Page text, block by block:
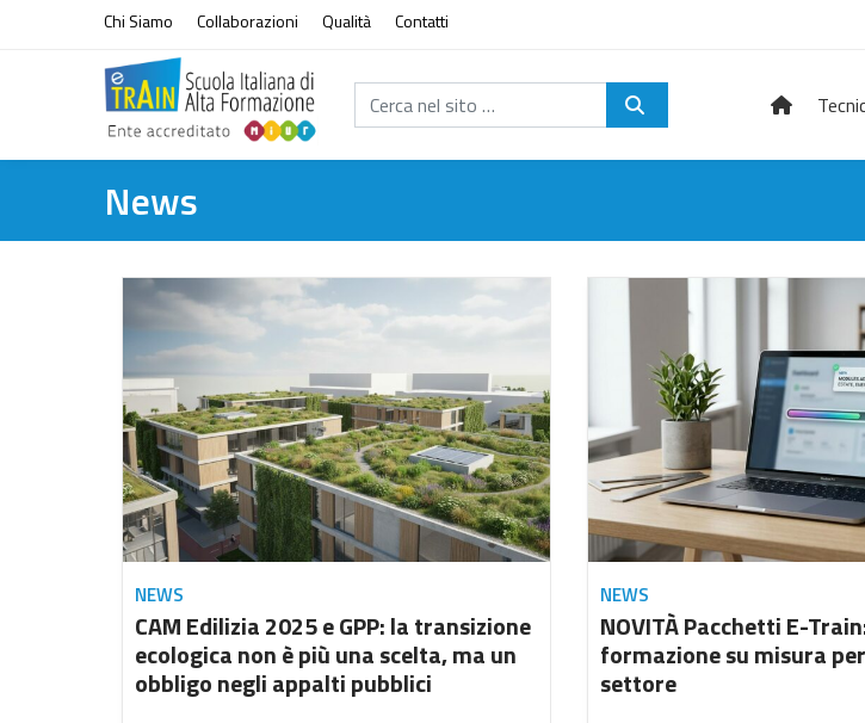
Vai al contenuto
Chi Siamo Collaborazioni Qualità Contatti
Cerca nel sito...
News
NEWS
CAM Edilizia 2025 e GPP: la transizione
ecologica non è più una scelta, ma un
obbligo negli appalti pubblici
NEWS
NOVITÀ Pacchetti E-
formazione su misura
settore